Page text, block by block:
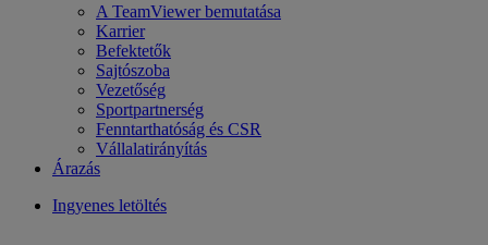
A TeamViewer bemutatása
Karrier
Befektetők
Sajtószoba
Vezetőség
Sportpartnerség
Fenntarthatóság és CSR
Vállalatirányítás
Árazás
Ingyenes letöltés